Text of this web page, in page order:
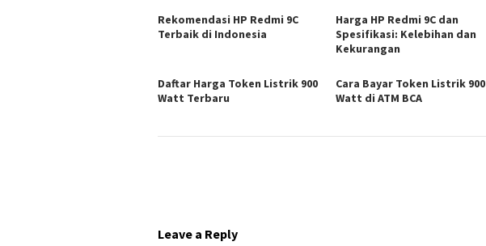
Rekomendasi HP Redmi 9C
Terbaik di Indonesia
Harga HP Redmi 9C dan
Spesifikasi: Kelebihan dan
Kekurangan
Daftar Harga Token Listrik 900
Watt Terbaru
Cara Bayar Token Listrik 900
Watt di ATM BCA
Leave a Reply